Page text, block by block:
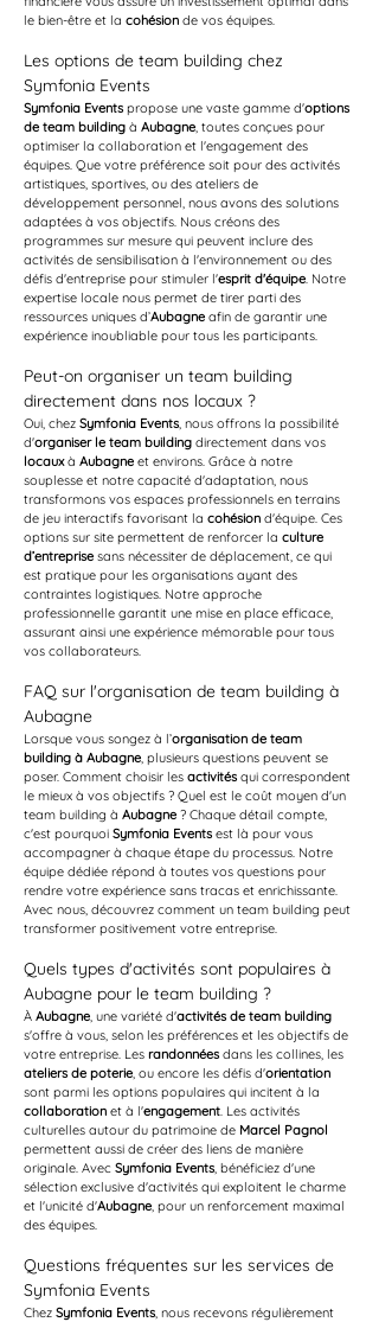
le bien-être et la cohésion de vos équipes.
Les options de team building chez
Symfonia Events
Symfonia Events propose une vaste gamme d'options
de team building à Aubagne, toutes conçues pour
optimiser la collaboration et l'engagement des
équipes. Que votre préférence soit pour des activités
artistiques, sportives, ou des ateliers de
développement personnel, nous avons des solutions
adaptées à vos objectifs. Nous créons des
programmes sur mesure qui peuvent inclure des
activités de sensibilisation à l'environnement ou des
défis d'entreprise pour stimuler l'esprit d'équipe. Notre
expertise locale nous permet de tirer parti des
ressources uniques d’Aubagne afin de garantir une
expérience inoubliable pour tous les participants.
Peut-on organiser un team building
directement dans nos locaux ?
Oui, chez Symfonia Events, nous offrons la possibilité
d'organiser le team building directement dans vos
locaux à Aubagne et environs. Grâce à notre
souplesse et notre capacité d'adaptation, nous
transformons vos espaces professionnels en terrains
de jeu interactifs favorisant la cohésion d'équipe. Ces
options sur site permettent de renforcer la culture
d’entreprise sans nécessiter de déplacement, ce qui
est pratique pour les organisations ayant des
contraintes logistiques. Notre approche
professionnelle garantit une mise en place efficace,
assurant ainsi une expérience mémorable pour tous
vos collaborateurs.
FAQ sur l'organisation de team building à
Aubagne
Lorsque vous songez à l’organisation de team
building à Aubagne, plusieurs questions peuvent se
poser. Comment choisir les activités qui correspondent
le mieux à vos objectifs ? Quel est le coût moyen d'un
team building à Aubagne ? Chaque détail compte,
c'est pourquoi Symfonia Events est là pour vous
accompagner à chaque étape du processus. Notre
équipe dédiée répond à toutes vos questions pour
rendre votre expérience sans tracas et enrichissante.
Avec nous, découvrez comment un team building peut
transformer positivement votre entreprise.
Quels types d'activités sont populaires à
Aubagne pour le team building ?
À Aubagne, une variété d'activités de team building
s'offre à vous, selon les préférences et les objectifs de
votre entreprise. Les randonnées dans les collines, les
ateliers de poterie, ou encore les défis d'orientation
sont parmi les options populaires qui incitent à la
collaboration et à l'engagement. Les activités
culturelles autour du patrimoine de Marcel Pagnol
permettent aussi de créer des liens de manière
originale. Avec Symfonia Events, bénéficiez d'une
sélection exclusive d'activités qui exploitent le charme
et l'unicité d'Aubagne, pour un renforcement maximal
des équipes.
Questions fréquentes sur les services de
Symfonia Events
Chez Symfonia Events, nous recevons régulièrement